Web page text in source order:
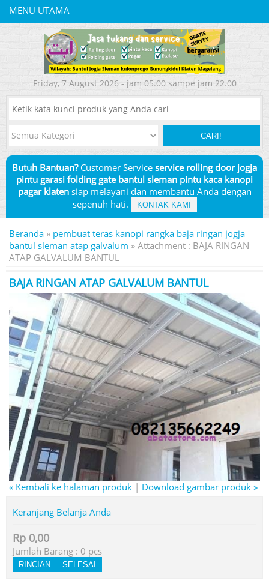
MENU UTAMA
Friday, 7 August 2026 - jam 05.00 sampe jam 22.00
CARI!
Butuh Bantuan?Customer Service service rolling door jogja
pintu garasi folding gate bantul sleman pintu kaca kanopi
pagar klaten siap melayani dan membantu Anda dengan
sepenuh hati.
KONTAK KAMI
Beranda » pembuat teras kanopi rangka baja ringan jogja
bantul sleman atap galvalum » Attachment : BAJA RINGAN
ATAP GALVALUM BANTUL
BAJA RINGAN ATAP GALVALUM BANTUL
« Kembali ke halaman produk | Download gambar produk »
Keranjang Belanja Anda
Rp 0,00
Jumlah Barang : 0 pcs
RINCIAN SELESAI